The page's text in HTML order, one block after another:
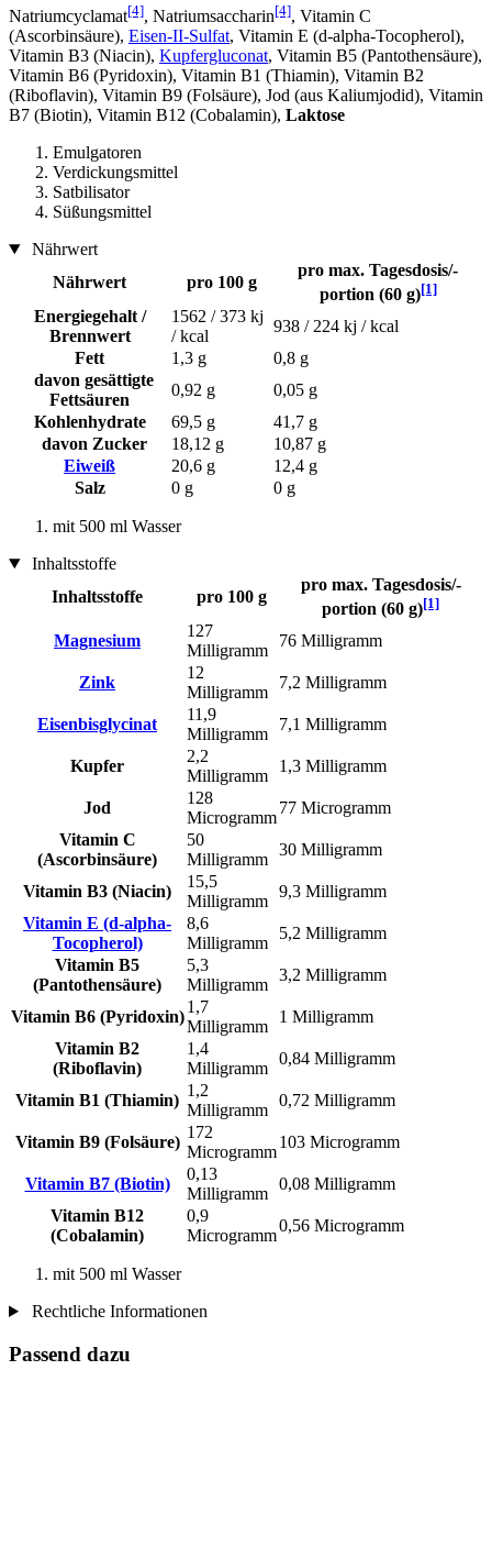
Natriumcyclamat[4], Natriumsaccharin[4], Vitamin C
(Ascorbinsäure), Eisen-II-Sulfat, Vitamin E (d-alpha-Tocopherol),
Vitamin B3 (Niacin), Kupfergluconat, Vitamin B5 (Pantothensäure),
Vitamin B6 (Pyridoxin), Vitamin B1 (Thiamin), Vitamin B2
(Riboflavin), Vitamin B9 (Folsäure), Jod (aus Kaliumjodid), Vitamin
B7 (Biotin), Vitamin B12 (Cobalamin), Laktose
Emulgatoren
Verdickungsmittel
Satbilisator
Süßungsmittel
Nährwert
Nährwert
pro 100 g
pro max. Tagesdosis/-
portion (60 g)[1]
Energiegehalt /
Brennwert
1562 / 373 kj
/ kcal
938 / 224 kj / kcal
Fett
1,3 g
0,8 g
davon gesättigte
Fettsäuren
0,92 g
0,05 g
Kohlenhydrate
69,5 g
41,7 g
davon Zucker
18,12 g
10,87 g
Eiweiß
20,6 g
12,4 g
Salz
0 g 0 g
mit 500 ml Wasser
Inhaltsstoffe
Inhaltsstoffe
pro 100 g
pro max. Tagesdosis/-
portion (60 g)[1]
Magnesium
127
Milligramm
76 Milligramm
Zink
12
Milligramm
7,2 Milligramm
Eisenbisglycinat
11,9
Milligramm
7,1 Milligramm
Kupfer
2,2
Milligramm
1,3 Milligramm
Jod
128
Microgramm
77 Microgramm
Vitamin C
(Ascorbinsäure)
50
Milligramm
30 Milligramm
Vitamin B3 (Niacin)
15,5
Milligramm
9,3 Milligramm
Vitamin E (d-alpha-
Tocopherol)
8,6
Milligramm
5,2 Milligramm
Vitamin B5
(Pantothensäure)
5,3
Milligramm
3,2 Milligramm
Vitamin B6 (Pyridoxin)
1,7
Milligramm
1 Milligramm
Vitamin B2
(Riboflavin)
1,4
Milligramm
0,84 Milligramm
Vitamin B1 (Thiamin)
1,2
Milligramm
0,72 Milligramm
Vitamin B9 (Folsäure)
172
Microgramm
103 Microgramm
Vitamin B7 (Biotin)
0,13
Milligramm
0,08 Milligramm
Vitamin B12
(Cobalamin)
0,9
Microgramm
0,56 Microgramm
mit 500 ml Wasser
Rechtliche Informationen
Passend dazu